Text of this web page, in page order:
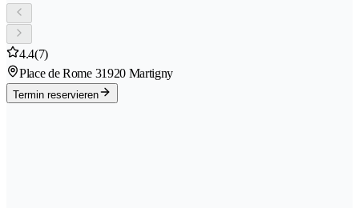
4.4(7)
Place de Rome 31920 Martigny
Termin reservieren